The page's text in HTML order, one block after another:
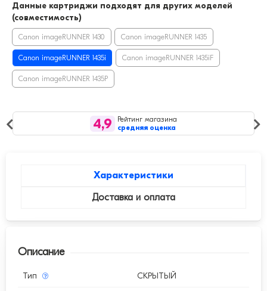
Данные картриджи подходят для других моделей
(совместимость)
Canon imageRUNNER 1430 Canon imageRUNNER 1435
Canon imageRUNNER 1435i Canon imageRUNNER 1435iF
Canon imageRUNNER 1435P
выдачи
Рейтинг
средняя
Характеристики
Доставка и оплата
Описание
Тип СКРЫТЫЙ